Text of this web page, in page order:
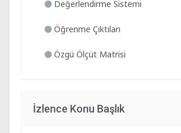
Değerlendirme Sistemi
Öğrenme Çıktıları
Özgü Ölçüt Matrisi
İzlence Konu Başlık